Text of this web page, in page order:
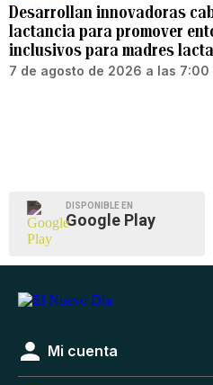
Desarrollan innovadoras
lactancia para promover
inclusivos para madres
7 de agosto de 2026 a las 7:00
DISPONIBLE EN
Google Play
Mi cuenta